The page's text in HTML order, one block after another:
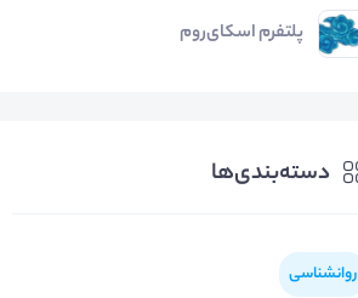
پلتفرم اسکای‌روم
دسته‌بندی‌ها
روانشناسی